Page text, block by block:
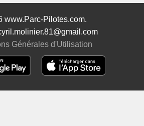
www.Parc-Pilotes.com.
Générales d'Utilisation